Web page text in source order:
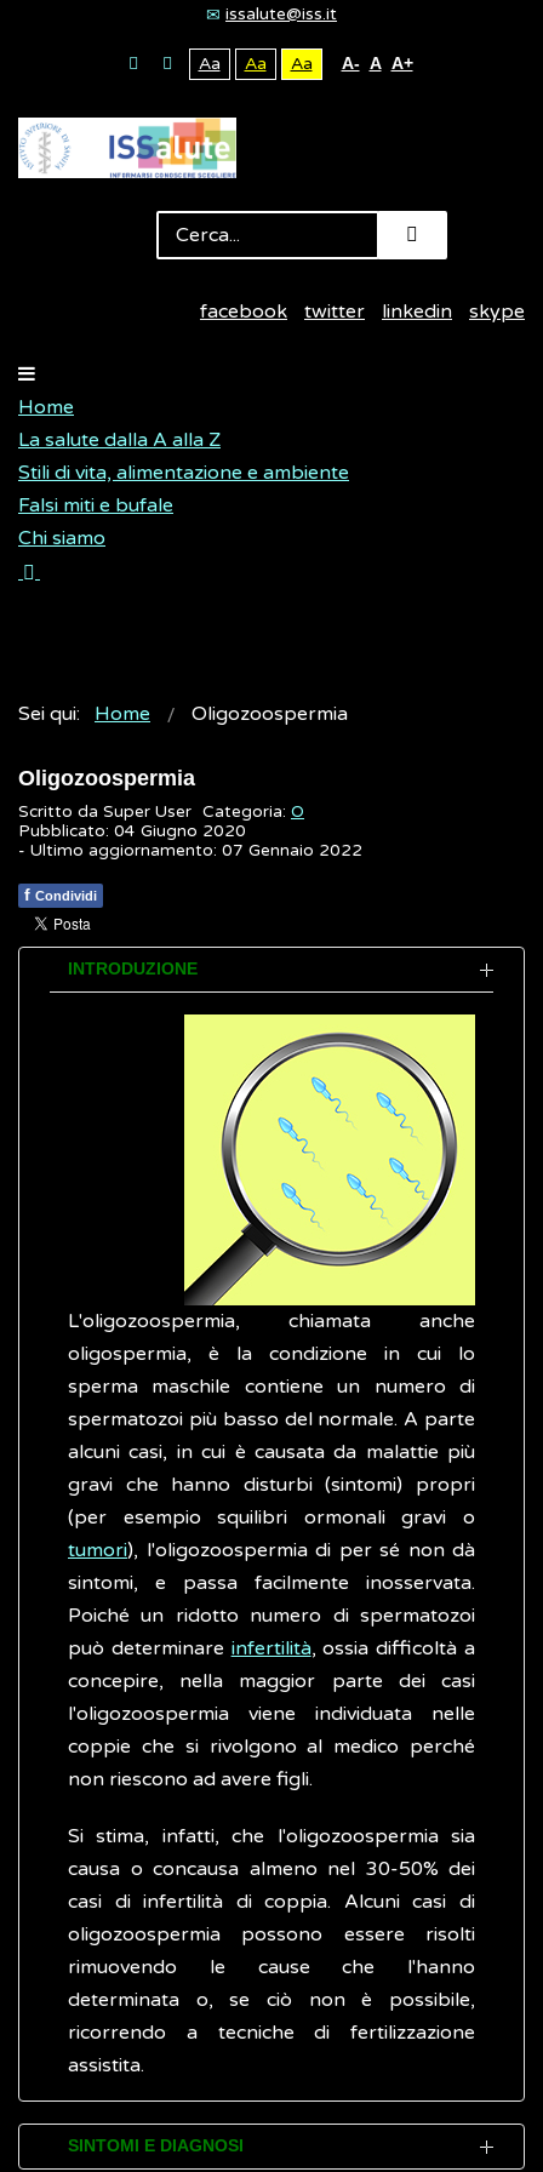
issalute@iss.it
Aa Aa Aa A- A A+
facebook twitter linkedin skype
Home
La salute dalla A alla Z
Stili di vita, alimentazione e ambiente
Falsi miti e bufale
Chi siamo
Sei qui: Home Oligozoospermia
Oligozoospermia
Scritto da Super User Categoria: O
Pubblicato: 04 Giugno 2020
- Ultimo aggiornamento: 07 Gennaio 2022
f Condividi
INTRODUZIONE
L'oligozoospermia, chiamata anche
oligospermia, è la condizione in cui lo
sperma maschile contiene un numero di
spermatozoi più basso del normale. A parte
alcuni casi, in cui è causata da malattie più
gravi che hanno disturbi (sintomi) propri
(per esempio squilibri ormonali gravi o
tumori), l'oligozoospermia di per sé non dà
sintomi, e passa facilmente inosservata.
Poiché un ridotto numero di spermatozoi
può determinare infertilità, ossia difficoltà a
concepire, nella maggior parte dei casi
l'oligozoospermia viene individuata nelle
coppie che si rivolgono al medico perché
non riescono ad avere figli.
Si stima, infatti, che l'oligozoospermia sia
causa o concausa almeno nel 30-50% dei
casi di infertilità di coppia. Alcuni casi di
oligozoospermia possono essere risolti
rimuovendo le cause che l'hanno
determinata o, se ciò non è possibile,
ricorrendo a tecniche di fertilizzazione
assistita.
SINTOMI E DIAGNOSI